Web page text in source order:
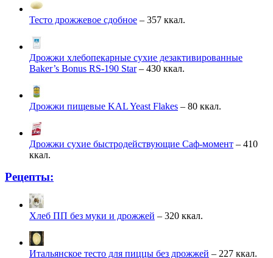
Тесто дрожжевое сдобное – 357 ккал.
Дрожжи хлебопекарные сухие дезактивированные
Baker’s Bonus RS-190 Star– 430 ккал.
Дрожжи пищевые KAL Yeast Flakes – 80 ккал.
Дрожжи сухие быстродействующие Саф-момент – 410
ккал.
Рецепты:
Хлеб ПП без муки и дрожжей – 320 ккал.
Итальянское тесто для пиццы без дрожжей – 227 ккал.